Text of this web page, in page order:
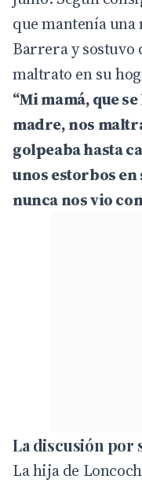
que mantenía
Barrera y sostuvo
maltrato en su
“Mi mamá, que
madre, nos
golpeaba hasta
unos estorbos en
nunca nos vio
La discusión por
La hija de